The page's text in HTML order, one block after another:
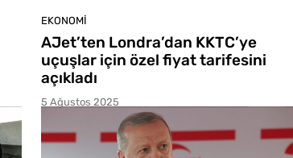
EKONOMI
AJet’ten Londra’dan KKTC’ye
uçuşlar için özel fiyat tarifesini
açıkladı
5 Ağustos 2025